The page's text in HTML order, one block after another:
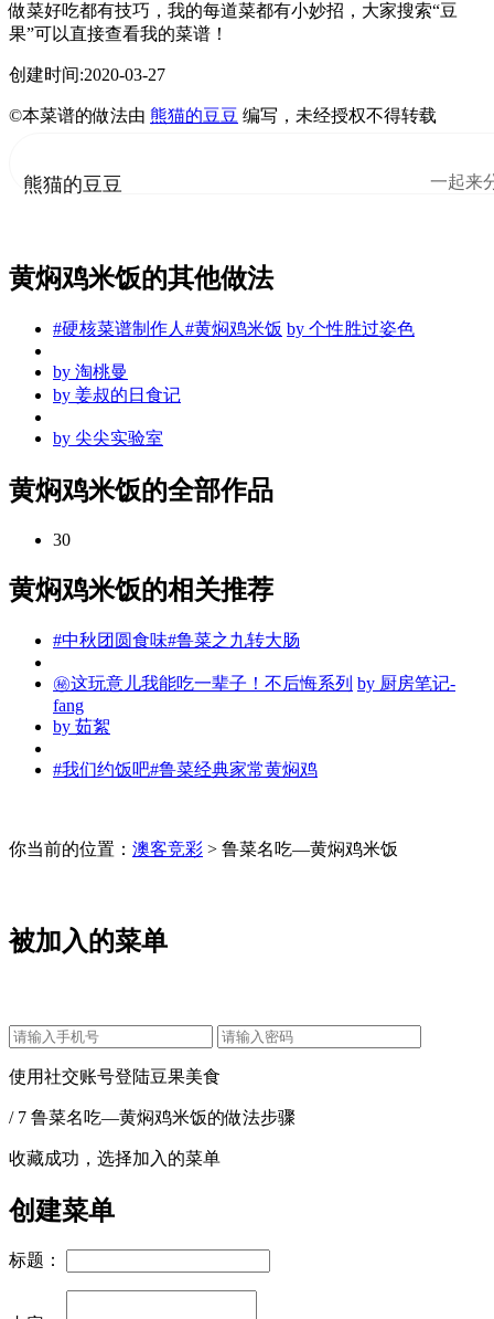
做菜好吃都有技巧，我的每道菜都有小妙招，大家搜索“豆
果”可以直接查看我的菜谱！
创建时间:2020-03-27
©本菜谱的做法由 熊猫的豆豆 编写，未经授权不得转载
熊猫的豆豆 一起来
黄焖鸡米饭的其他做法
#硬核菜谱制作人#黄焖鸡米饭 by 个性胜过姿色
by 淘桃曼
by 姜叔的日食记
by 尖尖实验室
黄焖鸡米饭的全部作品
30
黄焖鸡米饭的相关推荐
#中秋团圆食味#鲁菜之九转大肠
㊙️这玩意儿我能吃一辈子！不后悔系列 by 厨房笔记-
fang
by 茹絮
#我们约饭吧#鲁菜经典家常黄焖鸡
你当前的位置： 澳客竞彩 > 鲁菜名吃—黄焖鸡米饭
被加入的菜单
使用社交账号登陆豆果美食
/ 7 鲁菜名吃—黄焖鸡米饭的做法步骤
收藏成功，选择加入的菜单
创建菜单
标题：